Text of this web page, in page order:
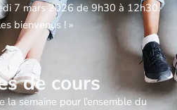
7 mars 2026 de 9h30 à 12h30.
bienvenus ! »
de cours
la semaine pour l’ensemble du